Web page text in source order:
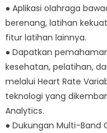
● Aplikasi olahraga
berenang, latihan
fitur latihan lainnya.
● Dapatkan
kesehatan, pelatihan,
melalui Heart Rate
teknologi yang
Analytics.
● Dukungan Multi-Band